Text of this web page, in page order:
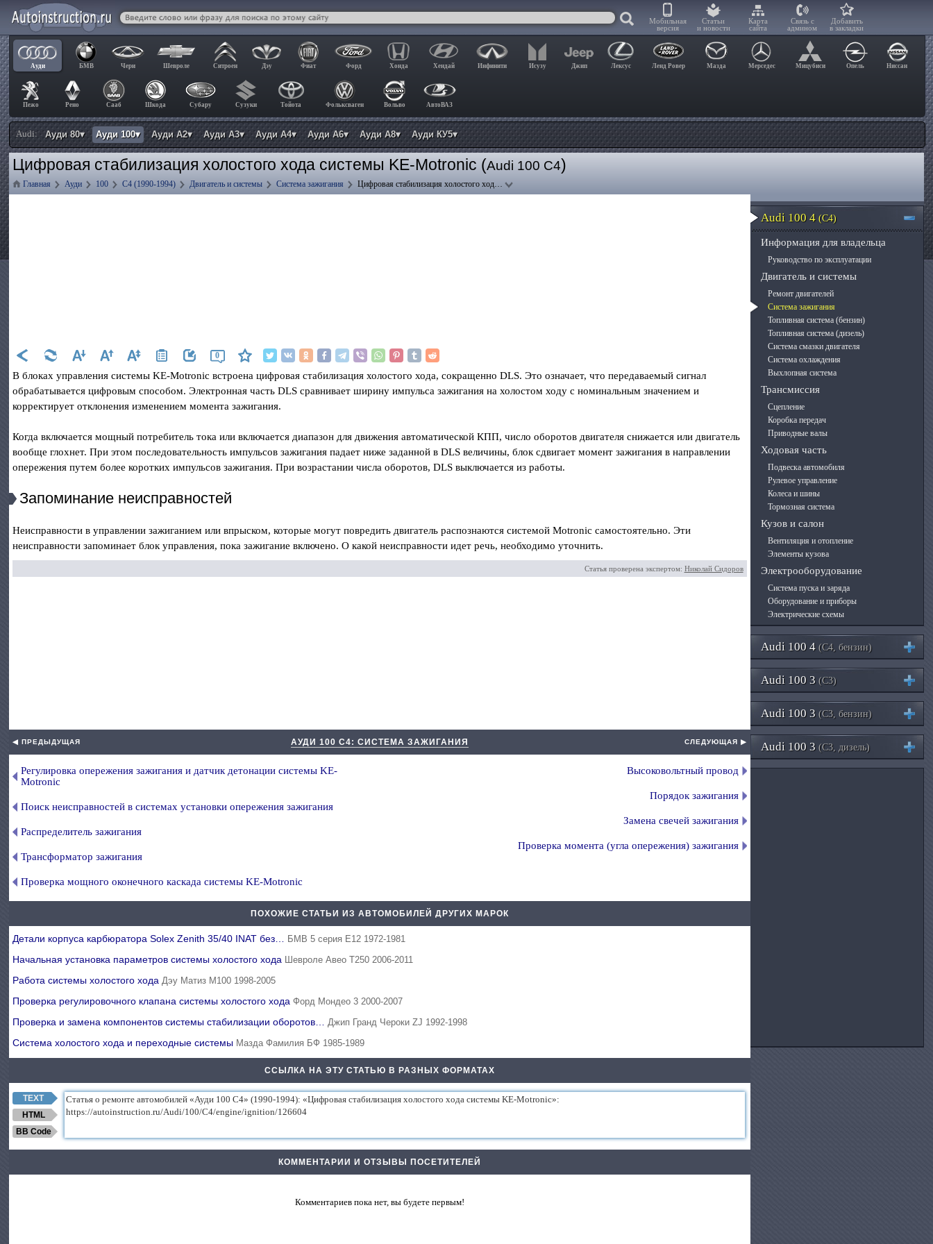
Мобильная
версия
Статьи
и новости
Карта
сайта
Связь с
админом
Добавить
в закладки
Ауди БМВ Чери Шевроле Ситроен Дэу Фиат Форд Хонда Хендай Инфинити Исузу Джип Лексус Ленд Ровер Мазда Мерседес Мицубиси Опель Ниссан
Пежо Рено Сааб Шкода Субару Сузуки Тойота Фольксваген Вольво АвтоВАЗ
Audi: Ауди 80▾ Ауди 100▾ Ауди А2▾ Ауди А3▾ Ауди А4▾ Ауди А6▾ Ауди А8▾ Ауди КУ5▾
Цифровая стабилизация холостого хода системы KE-Motronic (Audi 100 C4)
Главная Ауди 100 C4 (1990-1994) Двигатель и системы Система зажигания Цифровая стабилизация холостого ход…
0
В блоках управления системы KE-Motronic встроена цифровая стабилизация холостого хода, сокращенно DLS. Это означает, что передаваемый сигнал
обрабатывается цифровым способом. Электронная часть DLS сравнивает ширину импульса зажигания на холостом ходу с номинальным значением и
корректирует отклонения изменением момента зажигания.
Когда включается мощный потребитель тока или включается диапазон для движения автоматической КПП, число оборотов двигателя снижается или двигатель
вообще глохнет. При этом последовательность импульсов зажигания падает ниже заданной в DLS величины, блок сдвигает момент зажигания в направлении
опережения путем более коротких импульсов зажигания. При возрастании числа оборотов, DLS выключается из работы.
Запоминание неисправностей
Неисправности в управлении зажиганием или впрыском, которые могут повредить двигатель распознаются системой Motronic самостоятельно. Эти
неисправности запоминает блок управления, пока зажигание включено. О какой неисправности идет речь, необходимо уточнить.
Статья проверена экспертом: Николай Сидоров
◀ ПРЕДЫДУЩАЯ АУДИ 100 С4: СИСТЕМА ЗАЖИГАНИЯ СЛЕДУЮЩАЯ ▶
Регулировка опережения зажигания и датчик детонации системы KE-
Motronic
Поиск неисправностей в системах установки опережения зажигания
Распределитель зажигания
Трансформатор зажигания
Проверка мощного оконечного каскада системы KE-Motronic
Высоковольтный провод
Порядок зажигания
Замена свечей зажигания
Проверка момента (угла опережения) зажигания
ПОХОЖИЕ СТАТЬИ ИЗ АВТОМОБИЛЕЙ ДРУГИХ МАРОК
Детали корпуса карбюратора Solex Zenith 35/40 INAT без… БМВ 5 серия Е12 1972-1981
Начальная установка параметров системы холостого хода Шевроле Авео Т250 2006-2011
Работа системы холостого хода Дэу Матиз М100 1998-2005
Проверка регулировочного клапана системы холостого ходаФорд Мондео 3 2000-2007
Проверка и замена компонентов системы стабилизации оборотов… Джип Гранд Чероки ZJ 1992-1998
Система холостого хода и переходные системы Мазда Фамилия БФ 1985-1989
ССЫЛКА НА ЭТУ СТАТЬЮ В РАЗНЫХ ФОРМАТАХ
TEXT
HTML
BB Code
КОММЕНТАРИИ И ОТЗЫВЫ ПОСЕТИТЕЛЕЙ
Комментариев пока нет, вы будете первым!
Audi 100 4 (C4)
Информация для владельца
Руководство по эксплуатации
Двигатель и системы
Ремонт двигателей
Система зажигания
Топливная система (бензин)
Топливная система (дизель)
Система смазки двигателя
Система охлаждения
Выхлопная система
Трансмиссия
Сцепление
Коробка передач
Приводные валы
Ходовая часть
Подвеска автомобиля
Рулевое управление
Колеса и шины
Тормозная система
Кузов и салон
Вентиляция и отопление
Элементы кузова
Электрооборудование
Система пуска и заряда
Оборудование и приборы
Электрические схемы
Audi 100 4 (C4, бензин)
Audi 100 3 (C3)
Audi 100 3 (C3, бензин)
Audi 100 3 (C3, дизель)